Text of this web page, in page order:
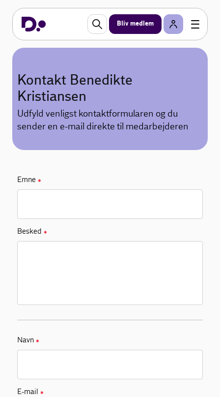
Bliv medlem
Kontakt Benedikte
Kristiansen
Udfyld venligst kontaktformularen og du
sender en e-mail direkte til medarbejderen
Emne ✱
Besked ✱
Navn ✱
E-mail ✱